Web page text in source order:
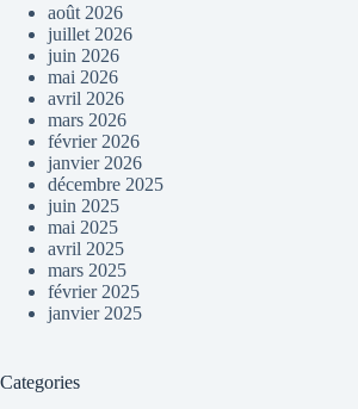
août 2026
juillet 2026
juin 2026
mai 2026
avril 2026
mars 2026
février 2026
janvier 2026
décembre 2025
juin 2025
mai 2025
avril 2025
mars 2025
février 2025
janvier 2025
Categories